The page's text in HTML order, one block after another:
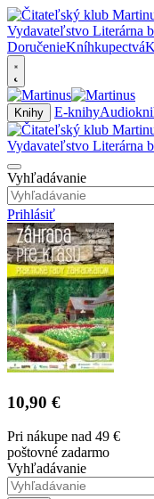
DoručenieKníhkupectvá
Knihy E-knihy
Vyhľadávanie
Prihlásiť
10,90 €
Pri nákupe nad 49 €
poštovné zadarmo
Vyhľadávanie